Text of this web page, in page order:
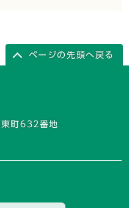
ページの先頭へ戻る
町632番地